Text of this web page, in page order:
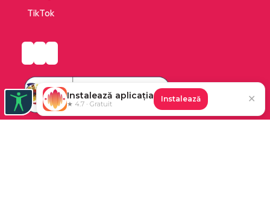
TikTok
Instalează aplicația
★ 4.7 · Gratuit
Instalează ✕